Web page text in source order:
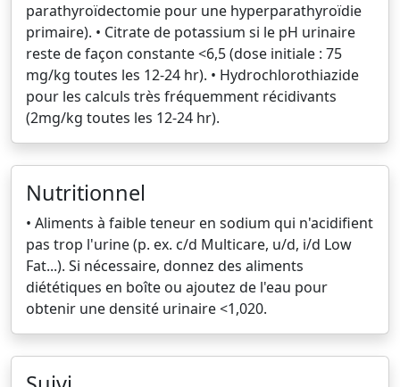
parathyroïdectomie pour une hyperparathyroïdie
primaire). • Citrate de potassium si le pH urinaire
reste de façon constante <6,5 (dose initiale : 75
mg/kg toutes les 12-24 hr). • Hydrochlorothiazide
pour les calculs très fréquemment récidivants
(2mg/kg toutes les 12-24 hr).
Nutritionnel
• Aliments à faible teneur en sodium qui n'acidifient
pas trop l'urine (p. ex. c/d Multicare, u/d, i/d Low
Fat...). Si nécessaire, donnez des aliments
diététiques en boîte ou ajoutez de l'eau pour
obtenir une densité urinaire <1,020.